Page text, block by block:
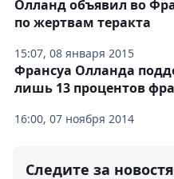
15:07, 08 января 2015
Олланд объявил во
по жертвам теракта
16:00, 07 ноября 2014
Франсуа Олланда
лишь 13 процентов
Следите за